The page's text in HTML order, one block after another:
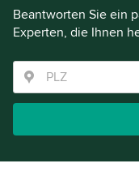
Beantworten Sie ein
Experten, die Ihnen